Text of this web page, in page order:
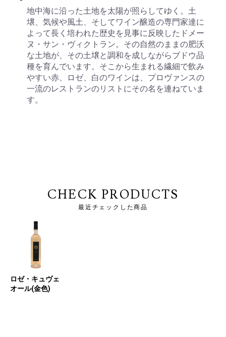
地中海に沿った土地を太陽が照らしてゆく。土
壌、気候や風土、そしてワイン醸造の専門家達に
よって長く培われた歴史を見事に反映したドメー
ヌ・サン・ヴィクトラン。その自然のままの肥沃
な土地が、その土壌と調和を成しながらブドウ品
種を育んでいます。そこから生まれる繊細で飲み
やすい赤、ロゼ、白のワインは、プロヴァンスの
一流のレストランのリストにその名を連ねていま
す。
CHECK PRODUCTS
最近チェックした商品
ロゼ・キュヴェ
オール(金色)